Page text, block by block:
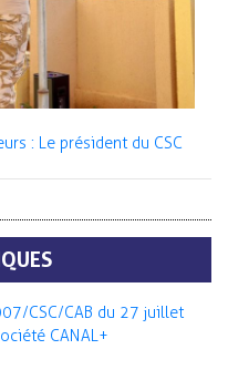
: Le président du CSC
CSC/CAB du 27 juillet
CANAL+